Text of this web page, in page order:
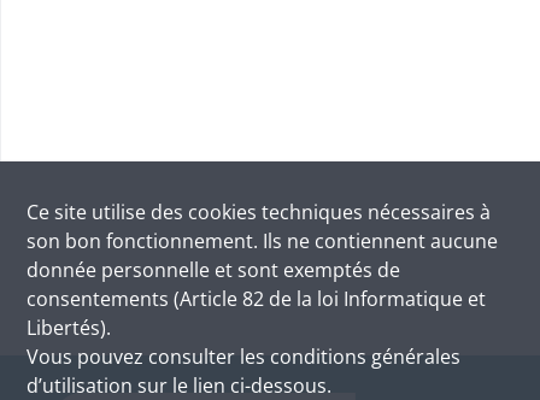
Ce site utilise des cookies techniques nécessaires à
son bon fonctionnement. Ils ne contiennent aucune
donnée personnelle et sont exemptés de
consentements (Article 82 de la loi Informatique et
Libertés).
Vous pouvez consulter les conditions générales
d’utilisation sur le lien ci-dessous.